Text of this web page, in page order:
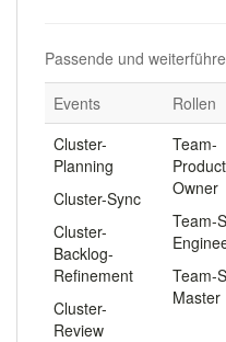
Passende und
Events Rollen
Cluster-
Planning
Cluster-Sync
Cluster-
Backlog-
Refinement
Cluster-
Review
Team-
Owner
Team-
Team-
Master